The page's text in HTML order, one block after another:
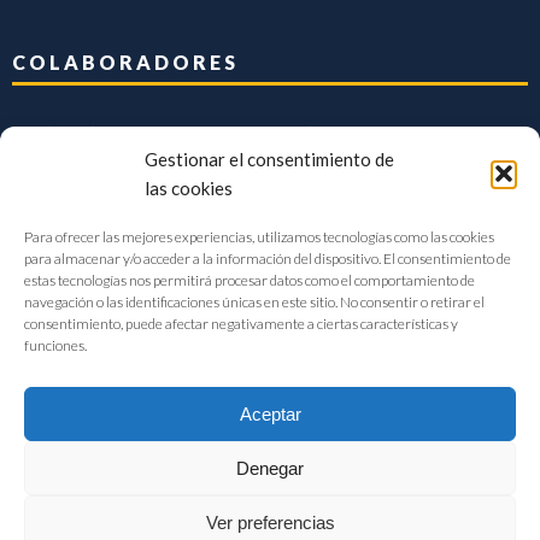
Gestionar el consentimiento de
las cookies
Para ofrecer las mejores experiencias, utilizamos tecnologías como las cookies
para almacenar y/o acceder a la información del dispositivo. El consentimiento de
estas tecnologías nos permitirá procesar datos como el comportamiento de
navegación o las identificaciones únicas en este sitio. No consentir o retirar el
consentimiento, puede afectar negativamente a ciertas características y
funciones.
Aceptar
Denegar
Ver preferencias
COLABORADORES
FIAB Federación Española de Industrias de la Alimentación y Bebidas